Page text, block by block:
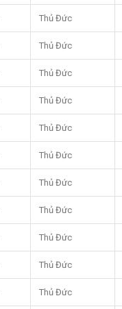
Thủ Đức
Thủ Đức
Thủ Đức
Thủ Đức
Thủ Đức
Thủ Đức
Thủ Đức
Thủ Đức
Thủ Đức
Thủ Đức
Thủ Đức